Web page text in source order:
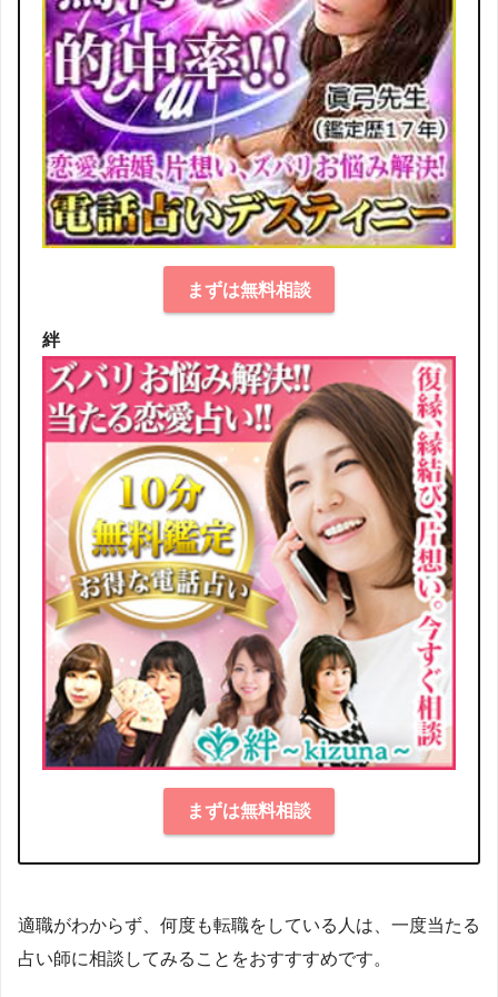
まずは無料相談
絆
まずは無料相談
適職がわからず、何度も転職をしている人は、一度当たる
占い師に相談してみることをおすすすめです。